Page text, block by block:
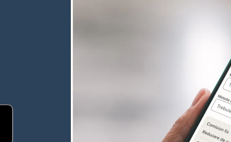
într-o fereastră nouă)
într-o fereastră nouă)